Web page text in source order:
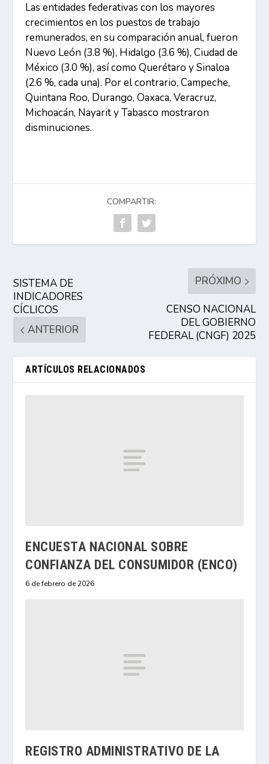
Las entidades federativas con los mayores
crecimientos en los puestos de trabajo
remunerados, en su comparación anual, fueron
Nuevo León (3.8 %), Hidalgo (3.6 %), Ciudad de
México (3.0 %), así como Querétaro y Sinaloa
(2.6 %, cada una). Por el contrario, Campeche,
Quintana Roo, Durango, Oaxaca, Veracruz,
Michoacán, Nayarit y Tabasco mostraron
disminuciones.
COMPARTIR:
SISTEMA DE
INDICADORES
CÍCLICOS
ANTERIOR
PRÓXIMO
CENSO NACIONAL
DEL GOBIERNO
FEDERAL (CNGF) 2025
ARTÍCULOS RELACIONADOS
ENCUESTA NACIONAL SOBRE
CONFIANZA DEL CONSUMIDOR (ENCO)
6 de febrero de 2026
REGISTRO ADMINISTRATIVO DE LA